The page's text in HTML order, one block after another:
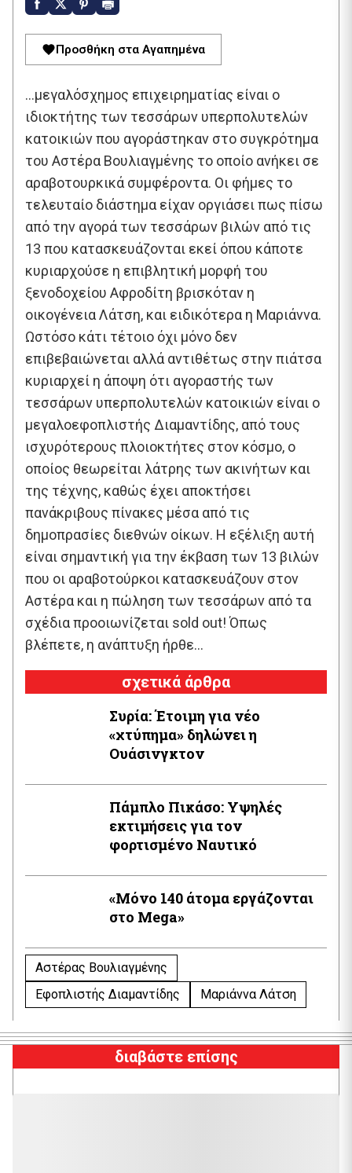
Προσθήκη στα Αγαπημένα
…μεγαλόσχημος επιχειρηματίας είναι ο
ιδιοκτήτης των τεσσάρων υπερπολυτελών
κατοικιών που αγοράστηκαν στο συγκρότημα
του Αστέρα Βουλιαγμένης το οποίο ανήκει σε
αραβοτουρκικά συμφέροντα. Οι φήμες το
τελευταίο διάστημα είχαν οργιάσει πως πίσω
από την αγορά των τεσσάρων βιλών από τις
13 που κατασκευάζονται εκεί όπου κάποτε
κυριαρχούσε η επιβλητική μορφή του
ξενοδοχείου Αφροδίτη βρισκόταν η
οικογένεια Λάτση, και ειδικότερα η Μαριάννα.
Ωστόσο κάτι τέτοιο όχι μόνο δεν
επιβεβαιώνεται αλλά αντιθέτως στην πιάτσα
κυριαρχεί η άποψη ότι αγοραστής των
τεσσάρων υπερπολυτελών κατοικιών είναι ο
μεγαλοεφοπλιστής Διαμαντίδης, από τους
ισχυρότερους πλοιοκτήτες στον κόσμο, ο
οποίος θεωρείται λάτρης των ακινήτων και
της τέχνης, καθώς έχει αποκτήσει
πανάκριβους πίνακες μέσα από τις
δημοπρασίες διεθνών οίκων. Η εξέλιξη αυτή
είναι σημαντική για την έκβαση των 13 βιλών
που οι αραβοτούρκοι κατασκευάζουν στον
Αστέρα και η πώληση των τεσσάρων από τα
σχέδια προοιωνίζεται sold out! Όπως
βλέπετε, η ανάπτυξη ήρθε…
σχετικά άρθρα
Συρία: Έτοιμη για νέο
«χτύπημα» δηλώνει η
Ουάσινγκτον
Πάμπλο Πικάσο: Υψηλές
εκτιμήσεις για τον
φορτισμένο Ναυτικό
«Μόνο 140 άτομα εργάζονται
στο Mega»
Αστέρας Βουλιαγμένης
Εφοπλιστής Διαμαντίδης
Μαριάννα Λάτση
διαβάστε επίσης